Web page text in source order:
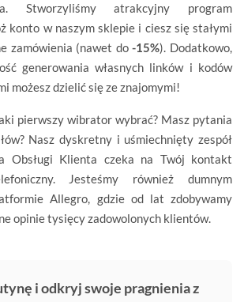
Stworzyliśmy atrakcyjny program
konto w naszym sklepie i ciesz się stałymi
zamówienia (nawet do-15%). Dodatkowo,
generowania własnych linków i kodów
możesz dzielić się ze znajomymi!
pierwszy wibrator wybrać? Masz pytania
Nasz dyskretny i uśmiechnięty zespół
Obsługi Klienta czeka na Twój kontakt
Jesteśmy również dumnym
Allegro, gdzie od lat zdobywamy
opinie tysięcy zadowolonych klientów.
i odkryj swoje pragnienia z